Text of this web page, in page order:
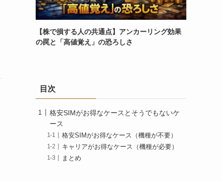
【株で損する人の共通点】アンカーリング効果
の罠と「高値覚え」の恐ろしさ
目次
格安SIMがお得なケースとそうでもないケ
ース
格安SIMがお得なケース（機種が不要）
キャリアがお得なケース（機種が必要）
まとめ